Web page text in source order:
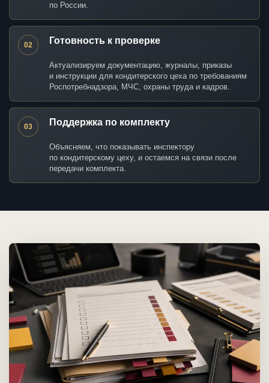
по России.
02 Готовность к проверке
Актуализируем документацию, журналы, приказы
и инструкции для кондитерского цеха по требованиям
Роспотребнадзора, МЧС, охраны труда и кадров.
03 Поддержка по комплекту
Объясняем, что показывать инспектору
по кондитерскому цеху, и остаемся на связи после
передачи комплекта.